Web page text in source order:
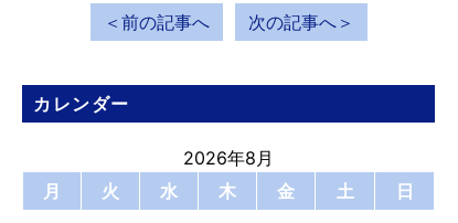
＜前の記事へ 次の記事へ＞
カレンダー
2026年8月
月
火 水 木 金 土
日